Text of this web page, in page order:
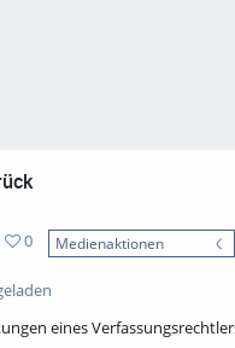
0
Medienaktionen
eines